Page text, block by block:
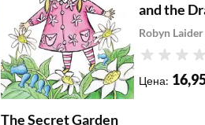
The Secret Garden
and the
Robyn Laider
Рейтинг
Цена: